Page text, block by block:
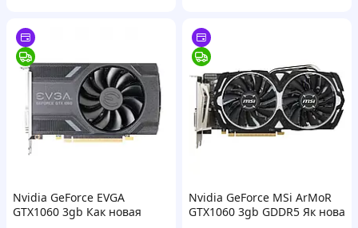
Nvidia GeForce EVGA
GTX1060 3gb Как новая
Nvidia GeForce MSi ArMoR
GTX1060 3gb GDDR5 Як нова